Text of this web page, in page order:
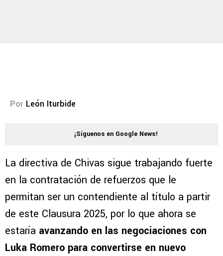
Por León Iturbide
¡Síguenos en Google News!
La directiva de Chivas sigue trabajando fuerte
en la contratación de refuerzos que le
permitan ser un contendiente al título a partir
de este Clausura 2025, por lo que ahora se
estaría avanzando en las negociaciones con
Luka Romero para convertirse en nuevo